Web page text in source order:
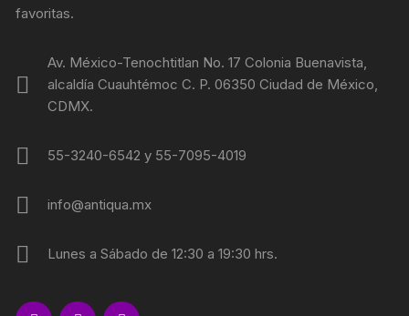
favoritas.
Av. México-Tenochtitlan No. 17 Colonia Buenavista,
alcaldía Cuauhtémoc C. P. 06350 Ciudad de México,
CDMX.
55-3240-6542 y 55-7095-4019
info@antiqua.mx
Lunes a Sábado de 12:30 a 19:30 hrs.